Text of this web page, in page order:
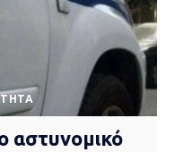
αστυνομικό